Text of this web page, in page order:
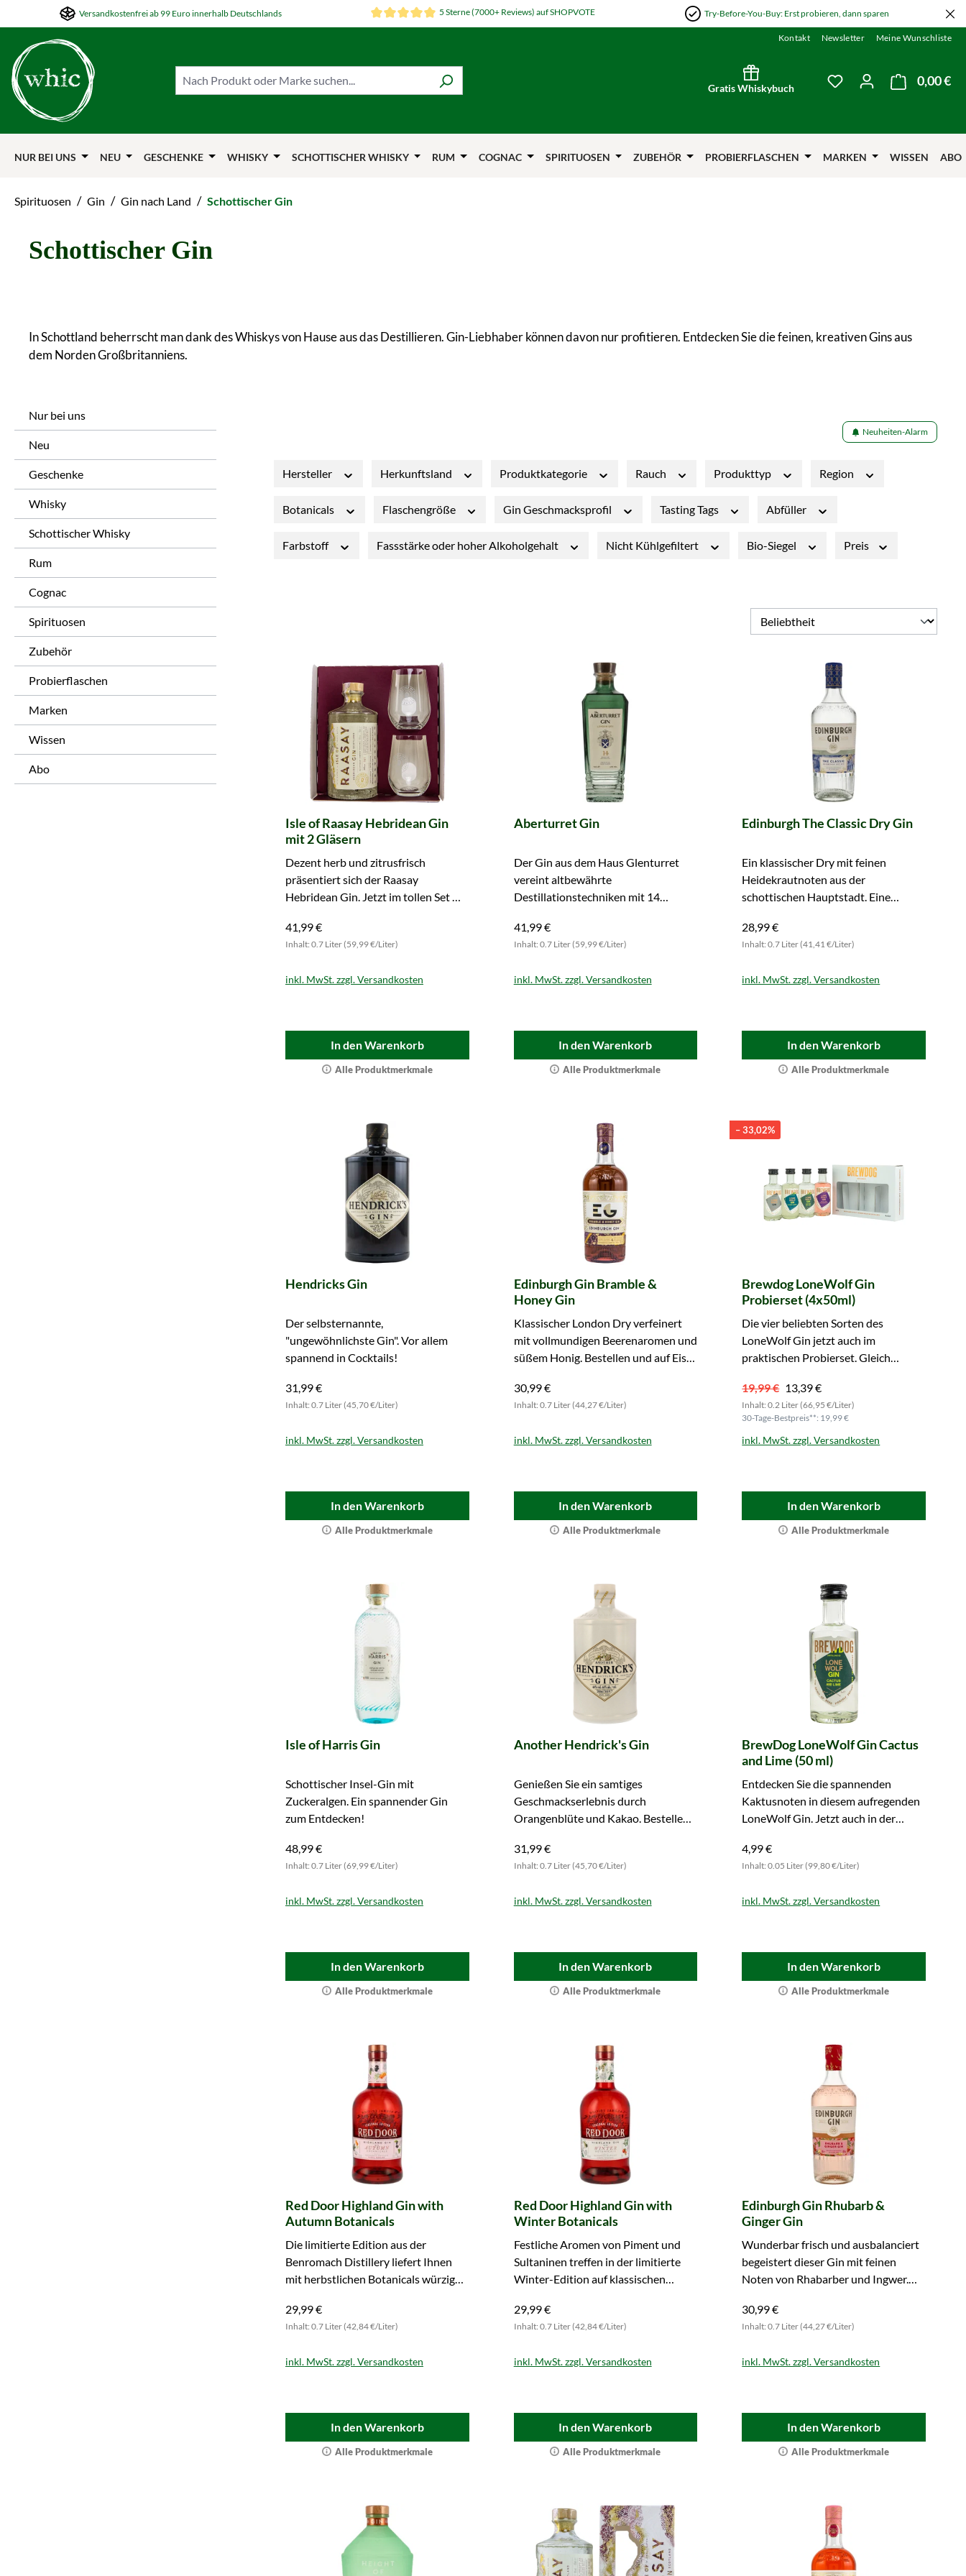
Hauptinhalt springen
Zur Suche springen
Zur Hauptnavigation springen
Versandkostenfrei ab 99 Euro innerhalb Deutschlands 5 Sterne (7000+ Reviews) auf SHOPVOTE Try-Before-You-Buy: Erst probieren, dann sparen
Kontakt Newsletter Meine Wunschliste
Gratis Whiskybuch
Du hast 0 Produkte
0,00 €
NUR BEI UNS NEU GESCHENKE WHISKY SCHOTTISCHER WHISKY RUM COGNAC SPIRITUOSEN ZUBEHÖR PROBIERFLASCHEN MARKEN WISSEN ABO
Spirituosen / Gin / Gin nach Land / Schottischer Gin
Schottischer Gin
In Schottland beherrscht man dank des Whiskys von Hause aus das Destillieren. Gin-Liebhaber können davon nur profitieren. Entdecken Sie die feinen, kreativen Gins aus
dem Norden Großbritanniens.
Nur bei uns
Neu
Geschenke
Whisky
Schottischer Whisky
Rum
Cognac
Spirituosen
Zubehör
Probierflaschen
Marken
Wissen
Abo
Neuheiten-Alarm
Hersteller Herkunftsland Produktkategorie Rauch Produkttyp Region
Botanicals Flaschengröße Gin Geschmacksprofil Tasting Tags Abfüller
Farbstoff Fassstärke oder hoher Alkoholgehalt Nicht Kühlgefiltert Bio-Siegel Preis
Isle of Raasay Hebridean Gin
mit 2 Gläsern
Dezent herb und zitrusfrisch
präsentiert sich der Raasay
Hebridean Gin. Jetzt im tollen Set mit
41,99 €
Inhalt: 0.7 Liter (59,99 €/Liter)
inkl. MwSt. zzgl. Versandkosten
In den Warenkorb
Alle Produktmerkmale
Aberturret Gin
Der Gin aus dem Haus Glenturret
vereint altbewährte
Destillationstechniken mit 14
entdecken.
41,99 €
Inhalt: 0.7 Liter (59,99 €/Liter)
inkl. MwSt. zzgl. Versandkosten
In den Warenkorb
Alle Produktmerkmale
Edinburgh The Classic Dry Gin
Ein klassischer Dry mit feinen
Heidekrautnoten aus der
schottischen Hauptstadt. Eine
28,99 €
Inhalt: 0.7 Liter (41,41 €/Liter)
inkl. MwSt. zzgl. Versandkosten
In den Warenkorb
Alle Produktmerkmale
Hendricks Gin
Der selbsternannte,
"ungewöhnlichste Gin". Vor allem
spannend in Cocktails!
31,99 €
Inhalt: 0.7 Liter (45,70 €/Liter)
inkl. MwSt. zzgl. Versandkosten
In den Warenkorb
Alle Produktmerkmale
Edinburgh Gin Bramble &
Honey Gin
Klassischer London Dry verfeinert
mit vollmundigen Beerenaromen und
süßem Honig. Bestellen und auf Eis
30,99 €
Inhalt: 0.7 Liter (44,27 €/Liter)
inkl. MwSt. zzgl. Versandkosten
In den Warenkorb
Alle Produktmerkmale
– 33,02%
Brewdog LoneWolf Gin
Probierset (4x50ml)
Die vier beliebten Sorten des
LoneWolf Gin jetzt auch im
praktischen Probierset. Gleich
vergleichen.
19,99 € 13,39 €
Inhalt: 0.2 Liter (66,95 €/Liter)
30-Tage-Bestpreis**: 19,99 €
inkl. MwSt. zzgl. Versandkosten
In den Warenkorb
Alle Produktmerkmale
Isle of Harris Gin
Schottischer Insel-Gin mit
Zuckeralgen. Ein spannender Gin
zum Entdecken!
48,99 €
Inhalt: 0.7 Liter (69,99 €/Liter)
inkl. MwSt. zzgl. Versandkosten
In den Warenkorb
Alle Produktmerkmale
Another Hendrick's Gin
Genießen Sie ein samtiges
Geschmackserlebnis durch
Orangenblüte und Kakao. Bestellen
31,99 €
Inhalt: 0.7 Liter (45,70 €/Liter)
inkl. MwSt. zzgl. Versandkosten
In den Warenkorb
Alle Produktmerkmale
BrewDog LoneWolf Gin Cactus
and Lime (50 ml)
Entdecken Sie die spannenden
Kaktusnoten in diesem aufregenden
LoneWolf Gin. Jetzt auch in der
4,99 €
Inhalt: 0.05 Liter (99,80 €/Liter)
inkl. MwSt. zzgl. Versandkosten
In den Warenkorb
Alle Produktmerkmale
Red Door Highland Gin with
Autumn Botanicals
Die limitierte Edition aus der
Benromach Distillery liefert Ihnen
mit herbstlichen Botanicals würzigen
29,99 €
Inhalt: 0.7 Liter (42,84 €/Liter)
inkl. MwSt. zzgl. Versandkosten
In den Warenkorb
Alle Produktmerkmale
Red Door Highland Gin with
Winter Botanicals
Festliche Aromen von Piment und
Sultaninen treffen in der limitierte
Winter-Edition auf klassischen
29,99 €
Inhalt: 0.7 Liter (42,84 €/Liter)
inkl. MwSt. zzgl. Versandkosten
In den Warenkorb
Alle Produktmerkmale
Edinburgh Gin Rhubarb &
Ginger Gin
Wunderbar frisch und ausbalanciert
begeistert dieser Gin mit feinen
Noten von Rhabarber und Ingwer.
30,99 €
Inhalt: 0.7 Liter (44,27 €/Liter)
inkl. MwSt. zzgl. Versandkosten
In den Warenkorb
Alle Produktmerkmale